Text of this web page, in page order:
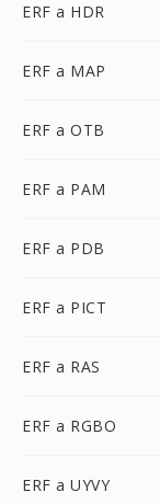
ERF a HDR
ERF a MAP
ERF a OTB
ERF a PAM
ERF a PDB
ERF a PICT
ERF a RAS
ERF a RGBO
ERF a UYVY